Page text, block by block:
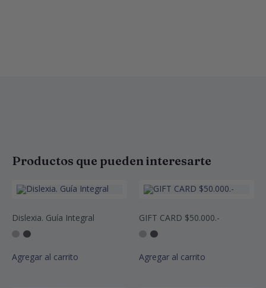
Productos que pueden interesarte
Dislexia. Guía Integral
Agregar al carrito
GIFT CARD $50.000.-
Agregar al carrito